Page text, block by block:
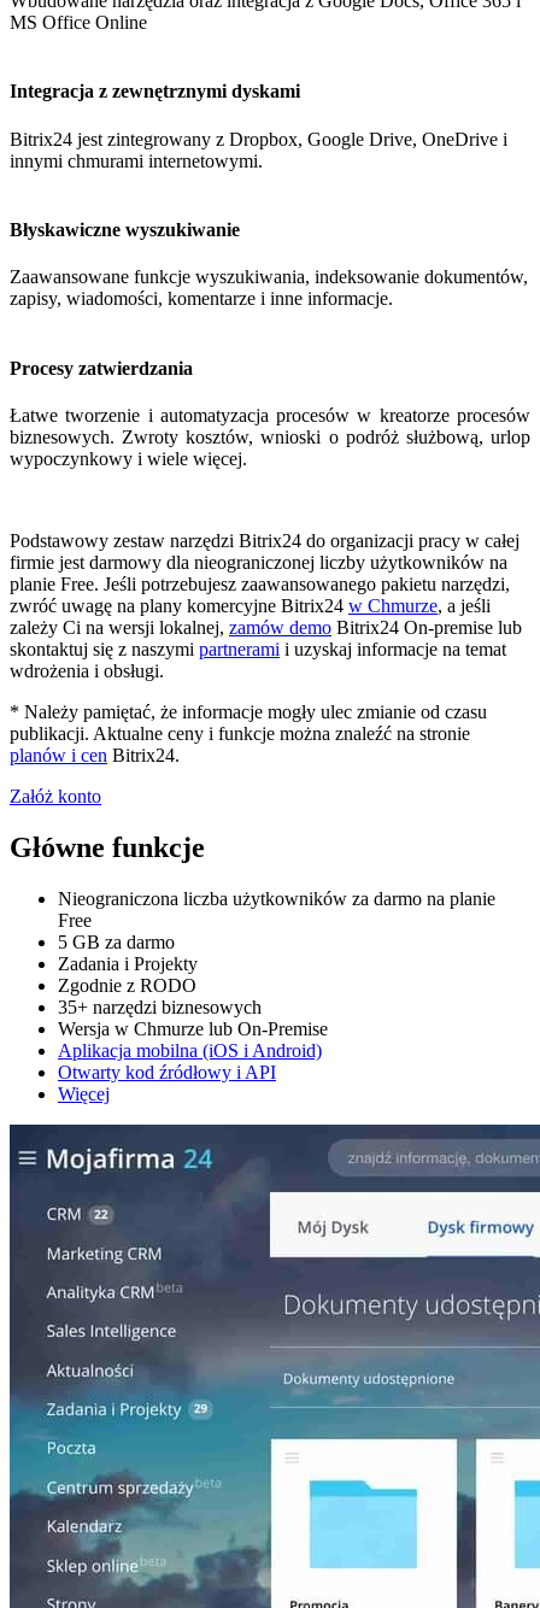
MS Office Online
Integracja z zewnętrznymi dyskami
Bitrix24 jest zintegrowany z Dropbox, Google Drive, OneDrive i
innymi chmurami internetowymi.
Błyskawiczne wyszukiwanie
Zaawansowane funkcje wyszukiwania, indeksowanie dokumentów,
zapisy, wiadomości, komentarze i inne informacje.
Procesy zatwierdzania
Łatwe tworzenie i automatyzacja procesów w kreatorze procesów
biznesowych. Zwroty kosztów, wnioski o podróż służbową, urlop
wypoczynkowy i wiele więcej.
Podstawowy zestaw narzędzi Bitrix24 do organizacji pracy w całej
firmie jest darmowy dla nieograniczonej liczby użytkowników na
planie Free. Jeśli potrzebujesz zaawansowanego pakietu narzędzi,
zwróć uwagę na plany komercyjne Bitrix24 w Chmurze, a jeśli
zależy Ci na wersji lokalnej, zamów demo Bitrix24 On-premise lub
skontaktuj się z naszymi partnerami i uzyskaj informacje na temat
wdrożenia i obsługi.
* Należy pamiętać, że informacje mogły ulec zmianie od czasu
publikacji. Aktualne ceny i funkcje można znaleźć na stronie
planów i cen Bitrix24.
Załóż konto
Główne funkcje
Nieograniczona liczba użytkowników za darmo na planie
Free
5 GB za darmo
Zadania i Projekty
Zgodnie z RODO
35+ narzędzi biznesowych
Wersja w Chmurze lub On-Premise
Aplikacja mobilna (iOS i Android)
Otwarty kod źródłowy i API
Więcej